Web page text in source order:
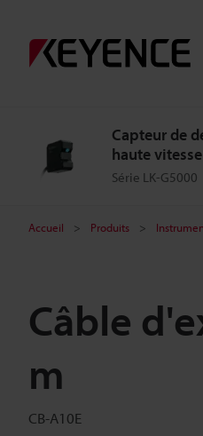
Capteur de
haute
Série LK-G5000
Accueil Produits
Câble
m
CB-A10E